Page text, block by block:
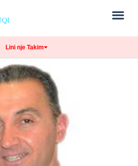
Lini nje Takim